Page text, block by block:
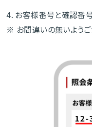
4. お客様番号と確認番
※ お間違いの無いよう